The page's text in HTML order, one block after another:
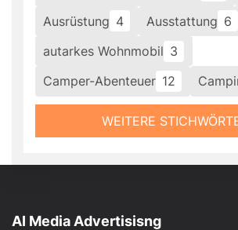
Ausrüstung 4 Ausstattung 6
autarkes Wohnmobil 3
Camper-Abenteuer 12
WEITERE
AI Media Advertisisng